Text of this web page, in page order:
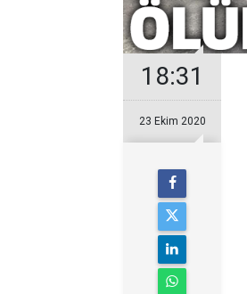
18:31
23 Ekim 2020